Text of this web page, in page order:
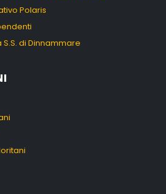
Polaris
di Dinnammare